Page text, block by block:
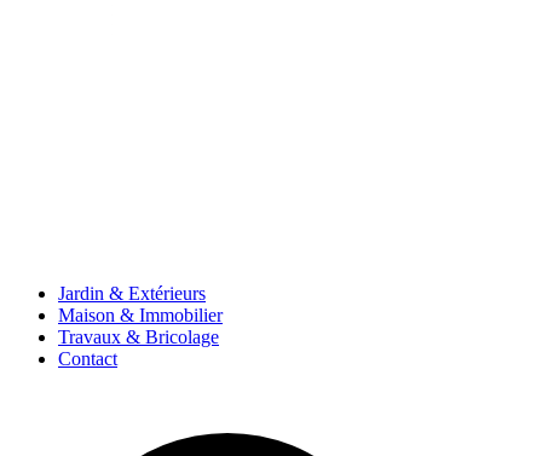
Jardin & Extérieurs
Maison & Immobilier
Travaux & Bricolage
Contact